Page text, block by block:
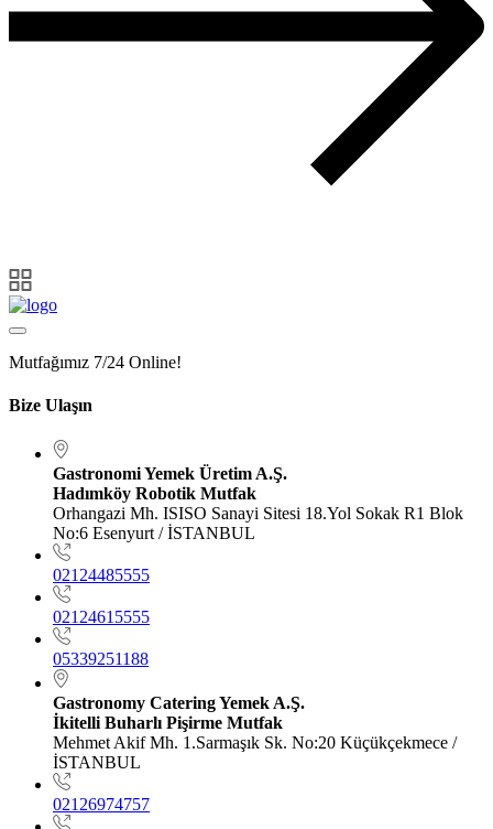
Mutfağımız 7/24 Online!
Bize Ulaşın
Gastronomi Yemek Üretim A.Ş.
Hadımköy Robotik Mutfak
Orhangazi Mh. ISISO Sanayi Sitesi 18.Yol Sokak R1 Blok
No:6 Esenyurt / İSTANBUL
02124485555
02124615555
05339251188
Gastronomy Catering Yemek A.Ş.
İkitelli Buharlı Pişirme Mutfak
Mehmet Akif Mh. 1.Sarmaşık Sk. No:20 Küçükçekmece /
İSTANBUL
02126974757